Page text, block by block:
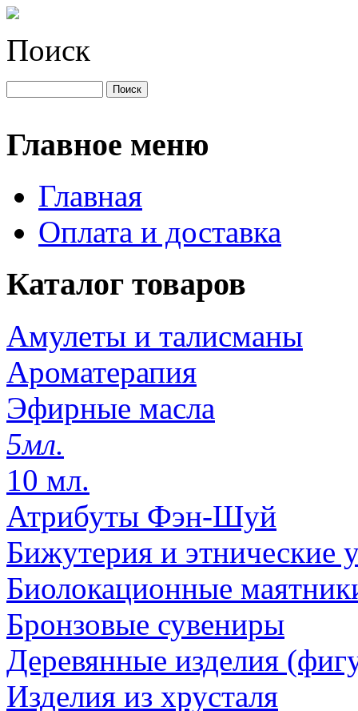
Поиск
Главное меню
Главная
Оплата и доставка
Каталог товаров
Амулеты и талисманы
Ароматерапия
Эфирные масла
5мл.
10 мл.
Атрибуты Фэн-Шуй
Бижутерия и этнические
Биолокационные
Бронзовые сувениры
Деревянные изделия
Изделия из хрусталя